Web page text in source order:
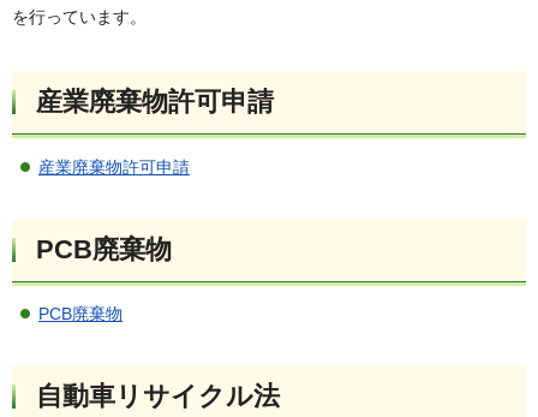
を行っています。
産業廃棄物許可申請
産業廃棄物許可申請
PCB廃棄物
PCB廃棄物
自動車リサイクル法